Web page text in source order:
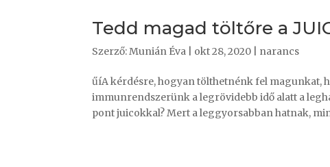
Tedd magad töltőre a
Szerző:Munián Éva okt 28, 2020 narancs
űíA kérdésre, hogyan tölthetnénk fel magunkat,
immunrendszerünk a legrövidebb idő alatt a
pont juicokkal? Mert a leggyorsabban hatnak,